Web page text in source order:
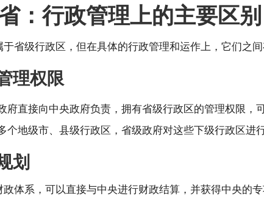
：行政管理上的主要区别
省级行政区，但在具体的行政管理和运作上，它们之间
理权限
府直接向中央政府负责，拥有省级行政区的管理权限，
个地级市、县级行政区，省级政府对这些下级行政区进
划
体系，可以直接与中央进行财政结算，并获得中央的